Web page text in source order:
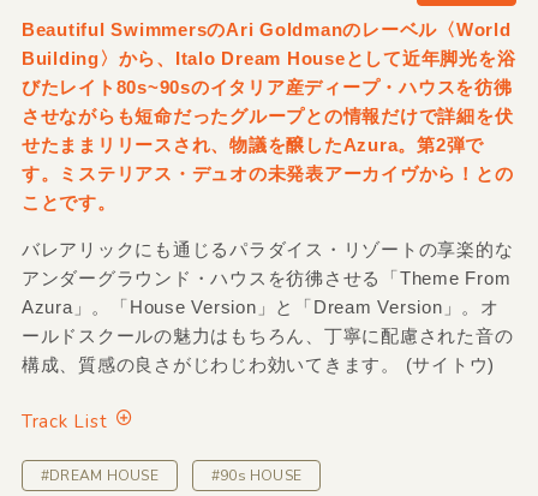
Beautiful SwimmersのAri Goldmanのレーベル〈World
Building〉から、Italo Dream Houseとして近年脚光を浴
びたレイト80s~90sのイタリア産ディープ・ハウスを彷彿
させながらも短命だったグループとの情報だけで詳細を伏
せたままリリースされ、物議を醸したAzura。第2弾で
す。ミステリアス・デュオの未発表アーカイヴから！との
ことです。
バレアリックにも通じるパラダイス・リゾートの享楽的な
アンダーグラウンド・ハウスを彷彿させる「Theme From
Azura」。「House Version」と「Dream Version」。オ
ールドスクールの魅力はもちろん、丁寧に配慮された音の
構成、質感の良さがじわじわ効いてきます。 (サイトウ)
Track List
#DREAM HOUSE #90s HOUSE